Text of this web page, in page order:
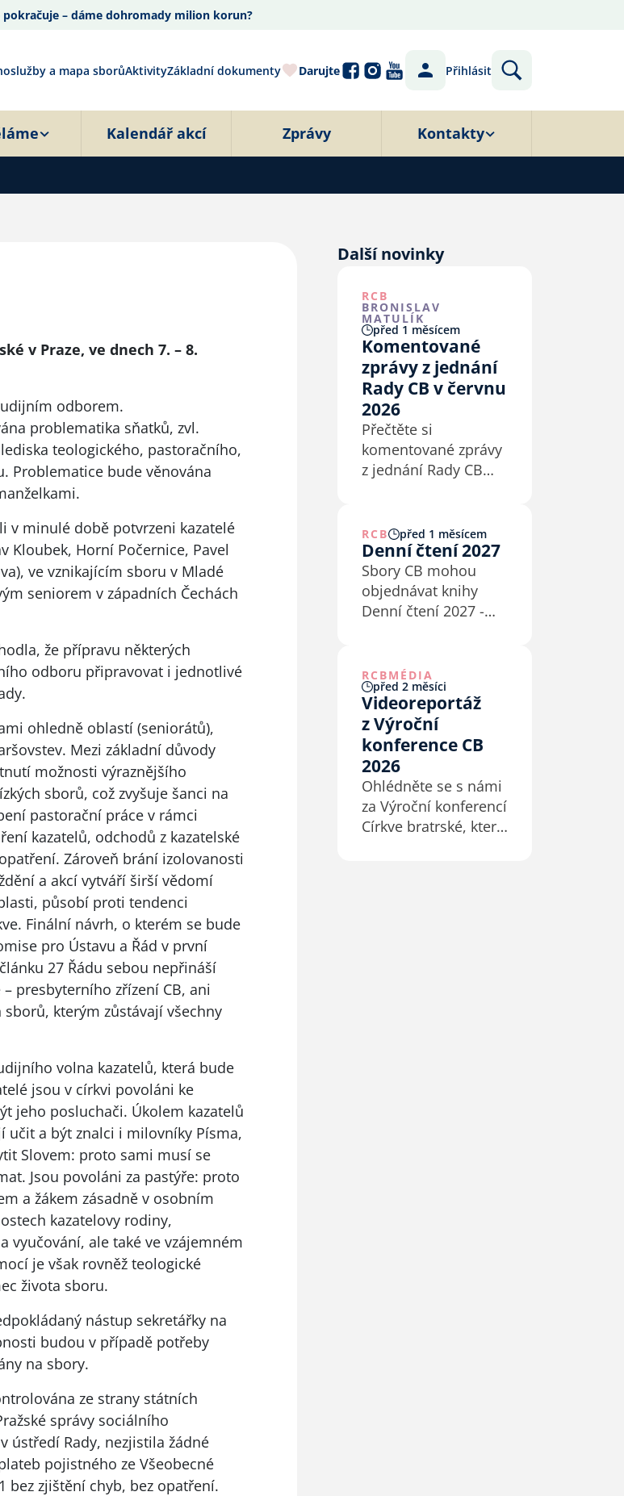
pokračuje – dáme dohromady milion korun?
a mapa sborůAktivityZákladní dokumenty Darujte Přihlásit
Kalendář akcí Zprávy Kontakty
v Praze, ve dnech 7. – 8.
odborem.
problematika sňatků, zvl.
teologického, pastoračního,
Problematice bude věnována
v minulé době potvrzeni kazatelé
Kloubek, Horní Počernice, Pavel
ve vznikajícím sboru v Mladé
seniorem v západních Čechách
že přípravu některých
odboru připravovat i jednotlivé
ohledně oblastí (seniorátů),
Mezi základní důvody
možnosti výraznějšího
sborů, což zvyšuje šanci na
pastorační práce v rámci
kazatelů, odchodů z kazatelské
Zároveň brání izolovanosti
a akcí vytváří širší vědomí
působí proti tendenci
Finální návrh, o kterém se bude
pro Ústavu a Řád v první
27 Řádu sebou nepřináší
presbyterního zřízení CB, ani
kterým zůstávají všechny
volna kazatelů, která bude
jsou v církvi povoláni ke
jeho posluchači. Úkolem kazatelů
učit a být znalci i milovníky Písma,
Slovem: proto sami musí se
Jsou povoláni za pastýře: proto
a žákem zásadně v osobním
kazatelovy rodiny,
vyučování, ale také ve vzájemném
je však rovněž teologické
života sboru.
nástup sekretářky na
budou v případě potřeby
na sbory.
ze strany státních
správy sociálního
ústředí Rady, nezjistila žádné
pojistného ze Všeobecné
bez zjištění chyb, bez opatření.
Další novinky
RCB
BRONISLAV
MATULÍK
před 1 měsícem
Komentované
zprávy z jednání
Rady CB v červnu
2026
Přečtěte si
komentované zprávy
z jednání Rady CB
na Slovensku.
RCB před 1 měsícem
Denní čtení 2027
Sbory CB mohou
objednávat knihy
Denní čtení 2027 -
6. července 2026.
RCBMÉDIA
před 2 měsíci
Videoreportáž
z Výroční
konference CB
2026
Ohlédněte se s námi
za Výroční konferencí
Církve bratrské, která